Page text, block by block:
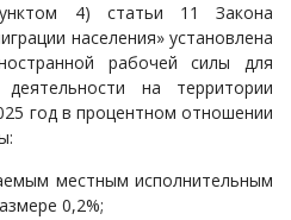
4) статьи 11 Закона
населения» установлена
рабочей силы для
на территории
год в процентном отношении
местным исполнительным
0,2%;